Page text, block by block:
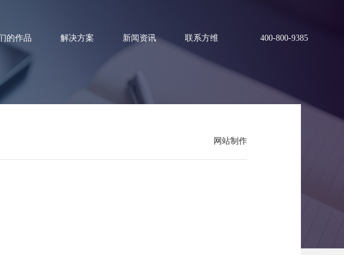
的作品 解决方案 新闻资讯 联系方维 400-800-9385
些特点？
网站制作